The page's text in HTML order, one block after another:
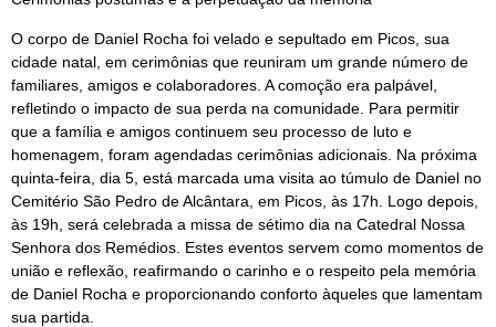
O corpo de Daniel Rocha foi velado e sepultado em Picos, sua
cidade natal, em cerimônias que reuniram um grande número de
familiares, amigos e colaboradores. A comoção era palpável,
refletindo o impacto de sua perda na comunidade. Para permitir
que a família e amigos continuem seu processo de luto e
homenagem, foram agendadas cerimônias adicionais. Na próxima
quinta-feira, dia 5, está marcada uma visita ao túmulo de Daniel no
Cemitério São Pedro de Alcântara, em Picos, às 17h. Logo depois,
às 19h, será celebrada a missa de sétimo dia na Catedral Nossa
Senhora dos Remédios. Estes eventos servem como momentos de
união e reflexão, reafirmando o carinho e o respeito pela memória
de Daniel Rocha e proporcionando conforto àqueles que lamentam
sua partida.